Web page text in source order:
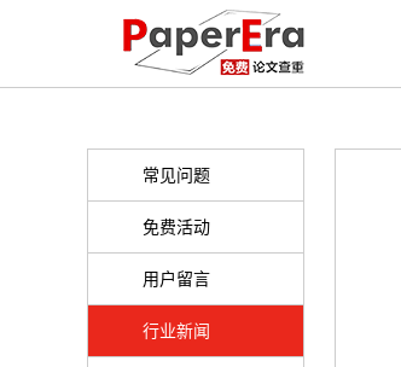
常见问题
免费活动
用户留言
行业新闻